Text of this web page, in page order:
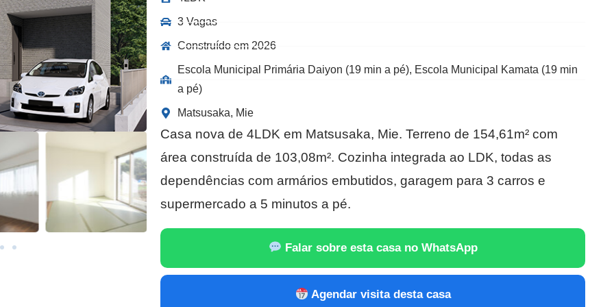
3 Vagas
Construído em 2026
Escola Municipal Primária Daiyon (19 min a pé), Escola Municipal Kamata (19 min
a pé)
Matsusaka, Mie
Casa nova de 4LDK em Matsusaka, Mie. Terreno de 154,61m² com
área construída de 103,08m². Cozinha integrada ao LDK, todas as
dependências com armários embutidos, garagem para 3 carros e
supermercado a 5 minutos a pé.
Falar sobre esta casa no WhatsApp
Agendar visita desta casa